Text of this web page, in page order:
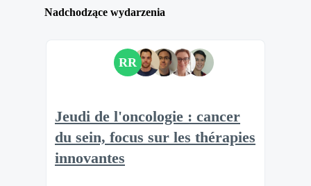
Nadchodzące wydarzenia
RR
Jeudi de l'oncologie : cancer
du sein, focus sur les thérapies
innovantes